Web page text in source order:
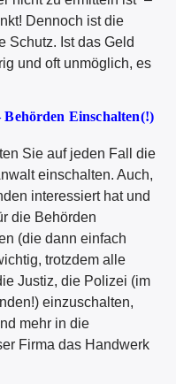
Dennoch ist die
Schutz. Ist das Geld
und oft unmöglich, es
Einschalten(!)
Sie auf jeden Fall die
einschalten. Auch,
interessiert hat und
die Behörden
(die dann einfach
trotzdem alle
Justiz, die Polizei (im
einzuschalten,
mehr in die
Firma das Handwerk